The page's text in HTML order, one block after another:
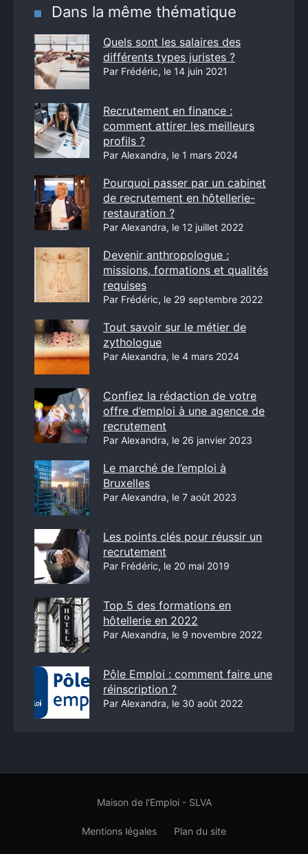
Dans la même thématique
Quels sont les salaires des
différents types juristes ?
Par Frédéric, le 14 juin 2021
Recrutement en finance :
comment attirer les meilleurs
profils ?
Par Alexandra, le 1 mars 2024
Pourquoi passer par un cabinet
de recrutement en hôtellerie-
restauration ?
Par Alexandra, le 12 juillet 2022
Devenir anthropologue :
missions, formations et qualités
requises
Par Frédéric, le 29 septembre 2022
Tout savoir sur le métier de
zythologue
Par Alexandra, le 4 mars 2024
Confiez la rédaction de votre
offre d’emploi à une agence de
recrutement
Par Alexandra, le 26 janvier 2023
Le marché de l’emploi à
Bruxelles
Par Alexandra, le 7 août 2023
Les points clés pour réussir un
recrutement
Par Frédéric, le 20 mai 2019
Top 5 des formations en
hôtellerie en 2022
Par Alexandra, le 9 novembre 2022
Pôle Emploi : comment faire une
réinscription ?
Par Alexandra, le 30 août 2022
Maison de l'Emploi - SLVA
Mentions légales Plan du site